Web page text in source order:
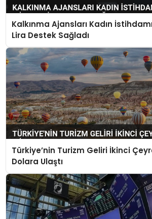
Kalkınma Ajansları Kadın
Lira Destek Sağladı
Türkiye’nin Turizm Geliri İkinci
Dolara Ulaştı